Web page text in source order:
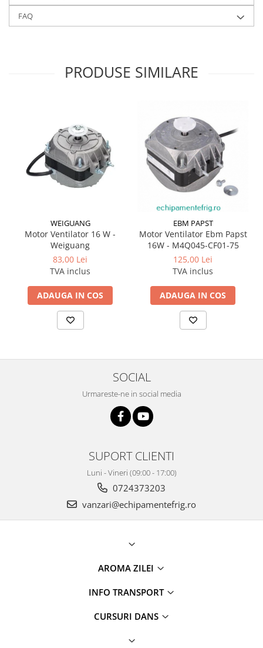
FAQ
PRODUSE SIMILARE
WEIGUANG
Motor Ventilator 16 W -
Weiguang
83,00 Lei
TVA inclus
ADAUGA IN COS
EBM PAPST
Motor Ventilator Ebm Papst
16W - M4Q045-CF01-75
125,00 Lei
TVA inclus
ADAUGA IN COS
SOCIAL
Urmareste-ne in social media
SUPORT CLIENTI
Luni - Vineri (09:00 - 17:00)
0724373203
vanzari@echipamentefrig.ro
AROMA ZILEI
INFO TRANSPORT
CURSURI DANS